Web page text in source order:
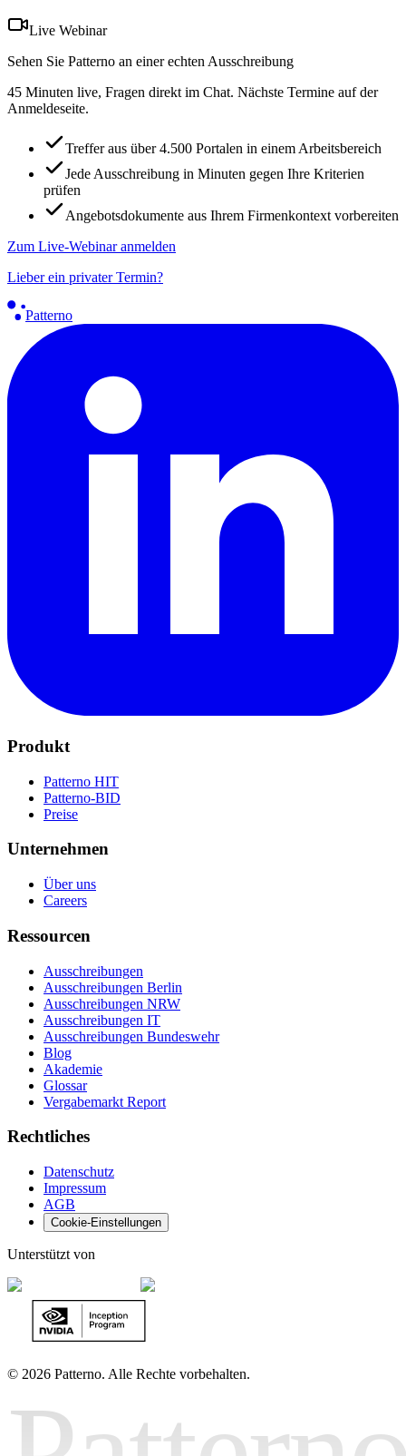
Live Webinar
Sehen Sie Patterno an einer echten Ausschreibung
45 Minuten live, Fragen direkt im Chat. Nächste Termine auf der
Anmeldeseite.
Treffer aus über 4.500 Portalen in einem Arbeitsbereich
Jede Ausschreibung in Minuten gegen Ihre Kriterien
prüfen
Angebotsdokumente aus Ihrem Firmenkontext vorbereiten
Zum Live-Webinar anmelden
Lieber ein privater Termin?
Patterno
Produkt
Patterno HIT
Patterno-BID
Preise
Unternehmen
Über uns
Careers
Ressourcen
Ausschreibungen
Ausschreibungen Berlin
Ausschreibungen NRW
Ausschreibungen IT
Ausschreibungen Bundeswehr
Blog
Akademie
Glossar
Vergabemarkt Report
Rechtliches
Datenschutz
Impressum
AGB
Cookie-Einstellungen
Unterstützt von
© 2026 Patterno. Alle Rechte vorbehalten.